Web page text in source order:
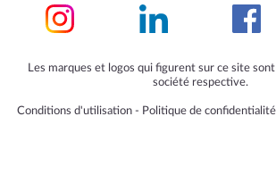
Les marques et logos qui figurent sur ce site
société respective.
Conditions d'utilisation‐ Politique de confidentialité